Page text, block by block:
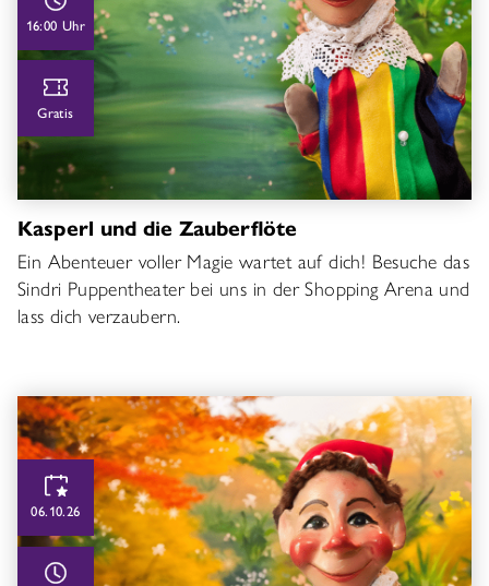
16:00 Uhr
Gratis
Kasperl und die Zauberflöte
Ein Abenteuer voller Magie wartet auf dich! Besuche das
Sindri Puppentheater bei uns in der Shopping Arena und
lass dich verzaubern.
06.10.26